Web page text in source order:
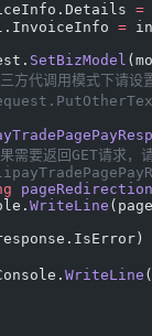
=
=
SetBizModel
方代调用模式下请
要返回GET请求，
WriteLine
WriteLine (